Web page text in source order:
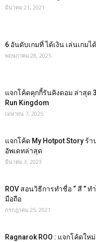
มีนาคม 21, 2021
6 อันดับเกมที่ ได้เงิน เล่นเกมไ
พฤษภาคม 28, 2025
แจกโค้ดคุกกี้รันคิงดอม ล่าสุด
Run Kingdom
เมษายน 7, 2025
แจกโค้ด My Hotpot Story ร้
อัพเดทล่าสุด
มีนาคม 3, 2023
ROV สอนวิธีการทำชื่อ “ สี ”
มือถือ
กรกฎาคม 25, 2021
Ragnarok ROO : แจกโค้ดให